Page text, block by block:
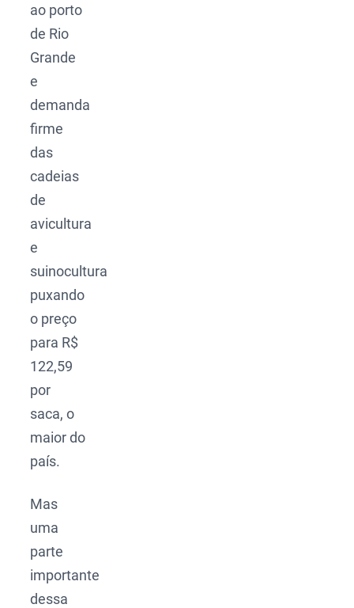
ao porto
de Rio
Grande
e
demanda
firme
das
cadeias
de
avicultura
e
suinocultura
puxando
o preço
para R$
122,59
por
saca, o
maior do
país.
Mas
uma
parte
importante
dessa